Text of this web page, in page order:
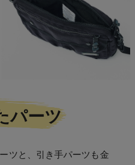
パーツ
ツと、引き手パーツも金